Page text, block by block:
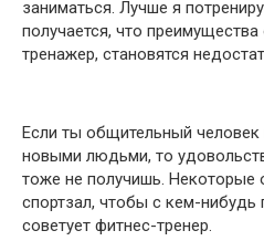
заниматься. Лучше я
получается, что
тренажер, становятся
Если ты общительный
новыми людьми, то
тоже не получишь. Некоторые
спортзал, чтобы с кем-нибудь
советует фитнес-тренер.